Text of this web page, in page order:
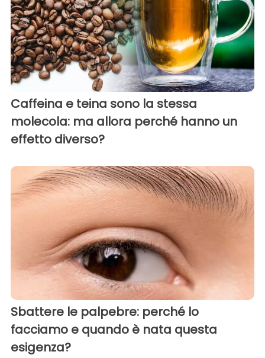
Caffeina e teina sono la stessa
molecola: ma allora perché hanno un
effetto diverso?
Sbattere le palpebre: perché lo
facciamo e quando è nata questa
esigenza?